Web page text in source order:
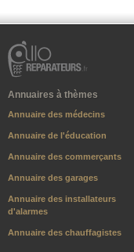
Annuaires à thèmes
Annuaire des médecins
Annuaire de l'éducation
Annuaire des commerçants
Annuaire des garages
Annuaire des installateurs
d'alarmes
Annuaire des chauffagistes